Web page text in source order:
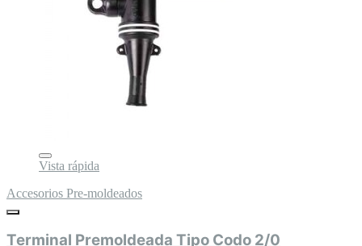
Vista rápida
Accesorios Pre-moldeados
Terminal Premoldeada Tipo Codo 2/0